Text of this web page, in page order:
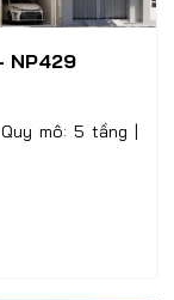
NP429